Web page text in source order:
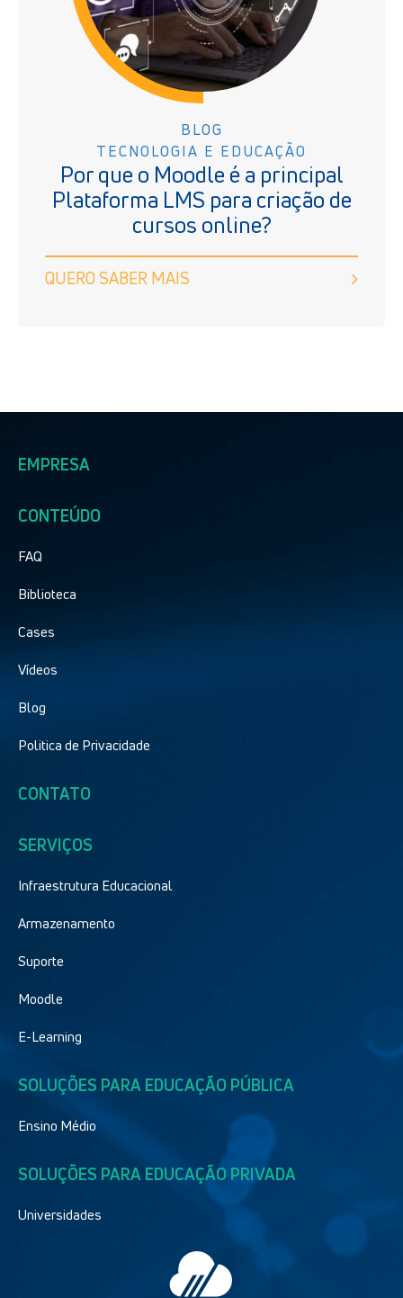
BLOG
TECNOLOGIA E EDUCAÇÃO
Por que o Moodle é a principal
Plataforma LMS para criação de
cursos online?
QUERO SABER MAIS
EMPRESA
CONTEÚDO
FAQ
Biblioteca
Cases
Vídeos
Blog
Politica de Privacidade
CONTATO
SERVIÇOS
Infraestrutura Educacional
Armazenamento
Suporte
Moodle
E-Learning
SOLUÇÕES PARA EDUCAÇÃO PÚBLICA
Ensino Médio
SOLUÇÕES PARA EDUCAÇÃO PRIVADA
Universidades